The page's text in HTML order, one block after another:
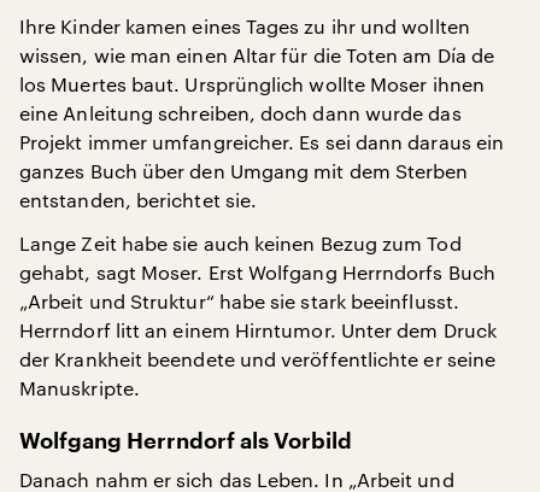
Ihre Kinder kamen eines Tages zu ihr und wollten
wissen, wie man einen Altar für die Toten am Día de
los Muertes baut. Ursprünglich wollte Moser ihnen
eine Anleitung schreiben, doch dann wurde das
Projekt immer umfangreicher. Es sei dann daraus ein
ganzes Buch über den Umgang mit dem Sterben
entstanden, berichtet sie.
Lange Zeit habe sie auch keinen Bezug zum Tod
gehabt, sagt Moser. Erst Wolfgang Herrndorfs Buch
„Arbeit und Struktur“ habe sie stark beeinflusst.
Herrndorf litt an einem Hirntumor. Unter dem Druck
der Krankheit beendete und veröffentlichte er seine
Manuskripte.
Wolfgang Herrndorf als Vorbild
Danach nahm er sich das Leben. In „Arbeit und